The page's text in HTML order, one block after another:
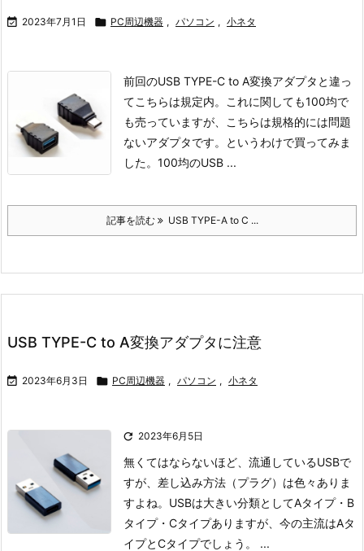
 2023年7月1日  PC周辺機器 , パソコン , 小ネタ
前回のUSB TYPE-C to A変換アダプタと違っ
てこちらは規定内。
これに関しても100均で
も売っていますが、こちらは規格的には問題
ないアダプタです。
というわけで買ってみま
した。 100均のUSB ...
記事を読む USB TYPE-A to C ...
USB TYPE-C to A変換アダプタに注意
 2023年6月3日  PC周辺機器 , パソコン , 小ネタ
 2023年6月5日
無くてはならないほど、流通しているUSBで
すが、 差し込み方法（プラグ）は色々ありま
すよね。 USBは大きい分類としてAタイプ・B
タイプ・Cタイプありますが、 今の主流はAタ
イプとCタイプでしょう。 ...